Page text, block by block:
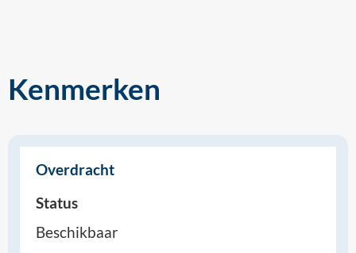
Kenmerken
Overdracht
Status
Beschikbaar